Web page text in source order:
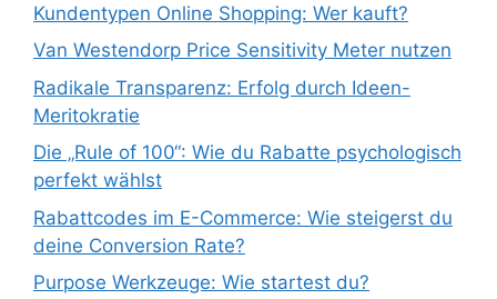
Kundentypen Online Shopping: Wer kauft?
Van Westendorp Price Sensitivity Meter nutzen
Radikale Transparenz: Erfolg durch Ideen-
Meritokratie
Die „Rule of 100“: Wie du Rabatte psychologisch
perfekt wählst
Rabattcodes im E-Commerce: Wie steigerst du
deine Conversion Rate?
Purpose Werkzeuge: Wie startest du?